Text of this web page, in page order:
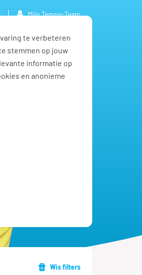
te verbeteren
stemmen op jouw
informatie op
en anonieme
Mijn Tempo-Team
Wis filters